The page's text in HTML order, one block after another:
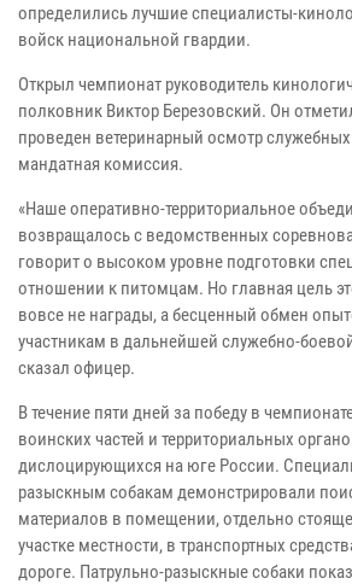
определились лучшие специалисты-
войск национальной гвардии.
Открыл чемпионат руководитель
полковник Виктор Березовский. Он
проведен ветеринарный осмотр служебных
мандатная комиссия.
«Наше оперативно-территориальное
возвращалось с ведомственных
говорит о высоком уровне подготовки
отношении к питомцам. Но главная цель
вовсе не награды, а бесценный обмен
участникам в дальнейшей служебно-
сказал офицер.
В течение пяти дней за победу в
воинских частей и территориальных
дислоцирующихся на юге России.
разыскным собакам демонстрировали
материалов в помещении, отдельно
участке местности, в транспортных
дороге. Патрульно-разыскные собаки